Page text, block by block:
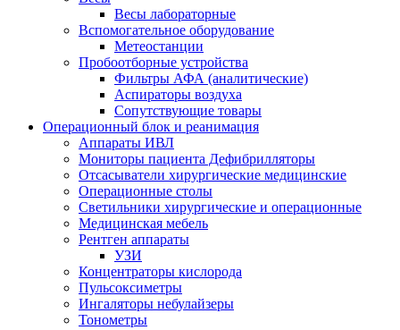
Весы лабораторные
Вспомогательное оборудование
Метеостанции
Пробоотборные устройства
Фильтры АФА (аналитические)
Аспираторы воздуха
Сопутствующие товары
Операционный блок и реанимация
Аппараты ИВЛ
Мониторы пациента Дефибрилляторы
Отсасыватели хирургические медицинские
Операционные столы
Светильники хирургические и операционные
Медицинская мебель
Рентген аппараты
УЗИ
Концентраторы кислорода
Пульсоксиметры
Ингаляторы небулайзеры
Тонометры